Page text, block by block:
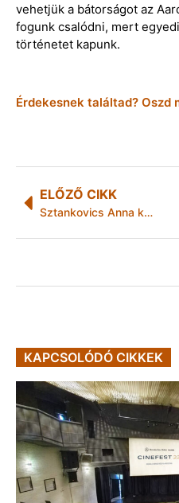
vehetjük a bátorságot az
fogunk csalódni, mert
történetet kapunk.
Érdekesnek találtad? Oszd
ELŐZŐ CIKK
Sztankovics Anna karsérüléssel is döntőzött Franciaországbn
KAPCSOLÓDÓ CIKKEK